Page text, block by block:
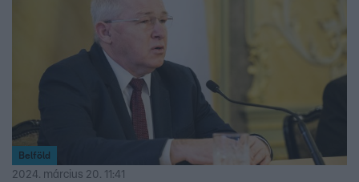
Belföld
2024. március 20. 11:41